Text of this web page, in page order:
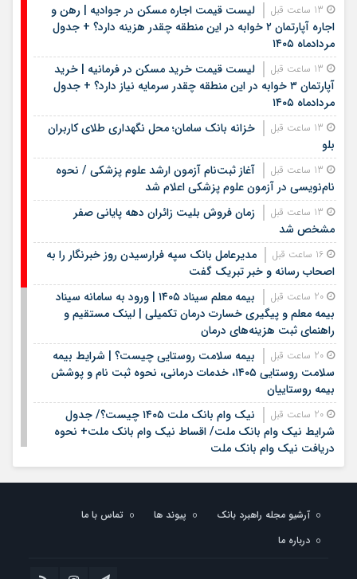
لیست قیمت اجاره مسکن در جوادیه | رهن و
اجاره آپارتمان ۲ خوابه در این منطقه چقدر هزینه دارد؟ + جدول
مردادماه ۱۴۰۵
لیست قیمت خرید مسکن در فرمانیه | خرید
آپارتمان ۳ خوابه در این منطقه چقدر سرمایه نیاز دارد؟ + جدول
مردادماه ۱۴۰۵
خزانه بانک سامان؛ محل نگهداری طلای کاربران
بلو
آغاز ثبت‌نام آزمون ارشد علوم پزشکی / نحوه
نام‌نویسی در آزمون علوم پزشکی اعلام شد
زمان فروش بلیت زائران دهه پایانی صفر
مشخص شد
مدیرعامل بانک سپه فرارسیدن روز خبرنگار را به
اصحاب رسانه و خبر تبریک گفت
بیمه معلم سیناد ۱۴۰۵ | ورود به سامانه سیناد
بیمه معلم و پیگیری خسارت درمان تکمیلی | لینک مستقیم و
راهنمای ثبت هزینه‌های درمان
بیمه سلامت روستایی چیست؟ | شرایط بیمه
سلامت روستایی ۱۴۰۵، خدمات درمانی، نحوه ثبت نام و پوشش
بیمه روستاییان
نیک وام بانک ملت ۱۴۰۵ چیست؟/ جدول
شرایط نیک وام بانک ملت/ اقساط نیک وام بانک ملت+ نحوه
دریافت نیک وام بانک ملت
وام قرض الحسنه ۱۴۰۵ | شرایط دریافت، مبلغ
وام، ضامن، اقساط و نحوه ثبت نام
آرشیو مجله راهبرد بانک پیوند ها
تماس با ما
درباره ما